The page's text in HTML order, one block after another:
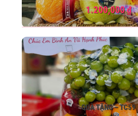
1.200,000₫
QUÀ TẶNG – TC59